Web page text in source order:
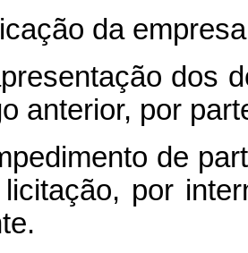
da empresa
dos
anterior, por
de
por